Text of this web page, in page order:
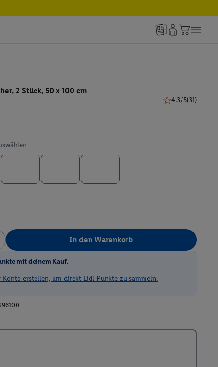
2 Stück, 50 x 100 cm
4.3/5(31)
In den Warenkorb
mit deinem Kauf.
Konto erstellen, um direkt Lidl Punkte zu sammeln.